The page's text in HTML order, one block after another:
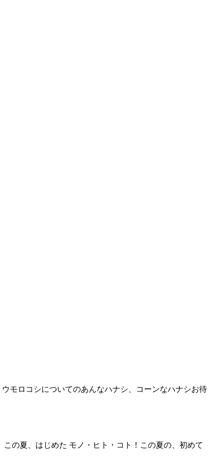
モロコシについてのあんなハナシ、コーンなハナシお待
の夏、はじめた モノ・ヒト・コト！この夏の、初めて